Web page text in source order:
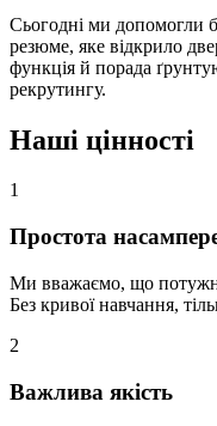
Сьогодні ми допомогли
резюме, яке відкрило
функція й порада
рекрутингу.
Наші цінності
1
Простота
Ми вважаємо, що
Без кривої навчання,
2
Важлива якість